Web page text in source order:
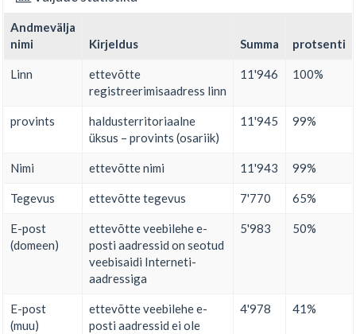
Andmevälja
nimi
Kirjeldus Summa protsenti
Linn
ettevõtte
registreerimisaadress linn
11'946 100%
provints
haldusterritoriaalne
üksus – provints (osariik)
11'945 99%
Nimi ettevõtte nimi 11'943 99%
Tegevus ettevõtte tegevus 7'770 65%
E-post
(domeen)
ettevõtte veebilehe e-
posti aadressid on seotud
veebisaidi Interneti-
aadressiga
5'983 50%
E-post
(muu)
ettevõtte veebilehe e-
posti aadressid ei ole
4'978 41%